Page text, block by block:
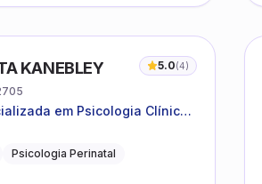
KANEBLEY 5.0(4)
em Psicologia Clínica
e famílias
Psicologia Perinatal